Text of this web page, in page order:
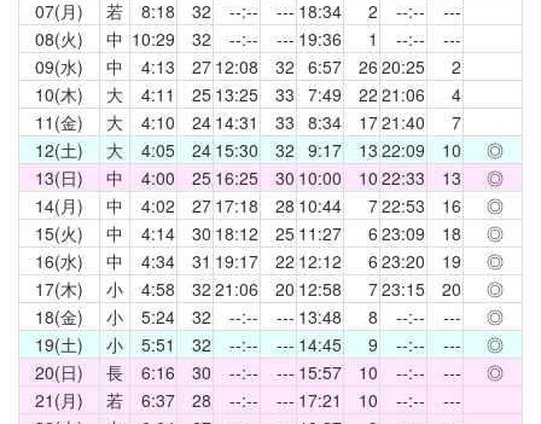
07(月)
若 8:18 32 --:-- --- 18:34 2 --:-- ---
08(火)
中 10:29 32 --:-- --- 19:36 1 --:-- ---
09(水)
中 4:13 27 12:08 32 6:57 26 20:25 2
10(木)
大 4:11 25 13:25 33 7:49 22 21:06 4
11(金)
大 4:10 24 14:31 33 8:34 1721:40 7
12(土)
大 4:05 24 15:30 32 9:17 13 22:09 10 ◎
13(日)
中 4:00 25 16:25 30 10:00 10 22:33 13 ◎
14(月)
中 4:02 27 17:18 28 10:44 722:53 16 ◎
15(火)
中 4:14 30 18:12 25 11:27 6 23:09 18 ◎
16(水)
中 4:34 31 19:17 22 12:12 6 23:20 19 ◎
17(木)
小 4:58 32 21:06 20 12:58 723:15 20 ◎
18(金)
小 5:24 32 --:-- --- 13:48 8 --:-- --- ◎
19(土)
小 5:51 32 --:-- --- 14:45 9 --:-- --- ◎
20(日)
長 6:16 30 --:-- --- 15:57 10 --:-- --- ◎
21(月)
若 6:37 28 --:-- --- 17:21 10 --:-- ---